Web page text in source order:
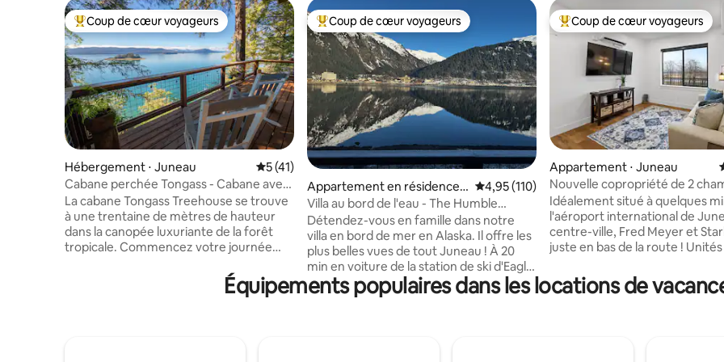
Coups de cœur voyageurs les plus appréciés
Coup de cœur voyageurs
Hébergement ⋅ Juneau Évaluation moyenne sur la base de 41 commentaires : 5 sur 5
5 (41)
Cabane perchée Tongass - Cabane avec
vue sur l'océan
La cabane Tongass Treehouse se trouve
à une trentaine de mètres de hauteur
dans la canopée luxuriante de la forêt
tropicale. Commencez votre journée
et en observant les baleines depuis le lit,
le coin lecture, le salon ou la terrasse,
Coups de cœur voyageurs les plus appréciés
Coup de cœur voyageurs
Appartement en résidence ⋅
Juneau
Évaluation moyenne sur la base de 110
4,95 (110)
Villa au bord de l'eau - The Humble
Halibut 3050
Détendez-vous en famille dans notre
villa en bord de mer en Alaska. Il offre les
plus belles vues de tout Juneau ! À 20
min en voiture de la station de ski d'Eagle
Crest ! À quelques minutes du port !
Partez à la pêche et rentrez chez vous
Coups de cœur voyageurs les
Coup de cœur voyageurs
Appartement ⋅ Juneau
Nouvelle copropriété de 2
avec climatisation, à 5 min de
102
Idéalement situé à quelques
l'aéroport international de
centre-ville, Fred Meyer et
juste en bas de la route !
avec chauffage et climatisation.
beaux plans de travail, des
King Size et télévision géante.
Équipements populaires dans les locations de